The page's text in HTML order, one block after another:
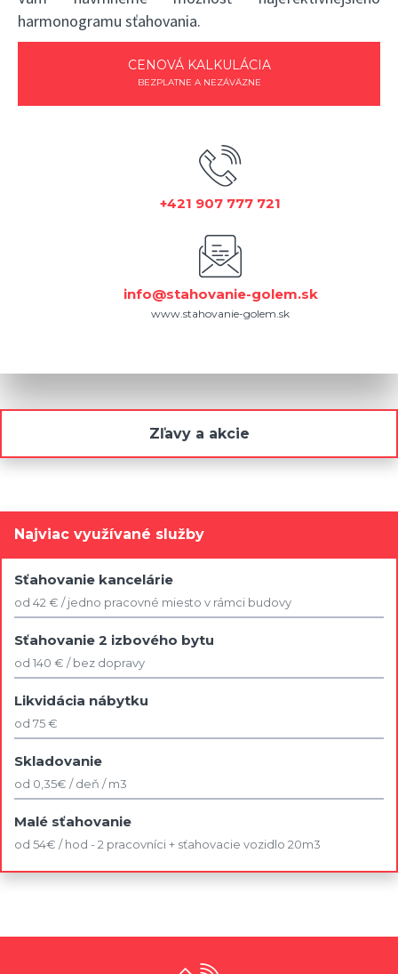
harmonogramu sťahovania.
CENOVÁ KALKULÁCIA
BEZPLATNE A NEZÁVÄZNE
+421 907 777 721
info@stahovanie-golem.sk
www.stahovanie-golem.sk
Zľavy a akcie
Najviac využívané služby
Sťahovanie kancelárie
od 42 € / jedno pracovné miesto v rámci budovy
Sťahovanie 2 izbového bytu
od 140 € / bez dopravy
Likvidácia nábytku
od 75 €
Skladovanie
od 0,35€ / deň / m3
Malé sťahovanie
od 54€ / hod - 2 pracovníci + sťahovacie vozidlo 20m3